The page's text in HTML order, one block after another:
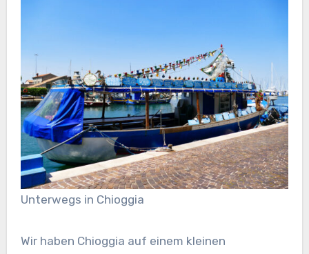
Unterwegs in Chioggia
Wir haben Chioggia auf einem kleinen